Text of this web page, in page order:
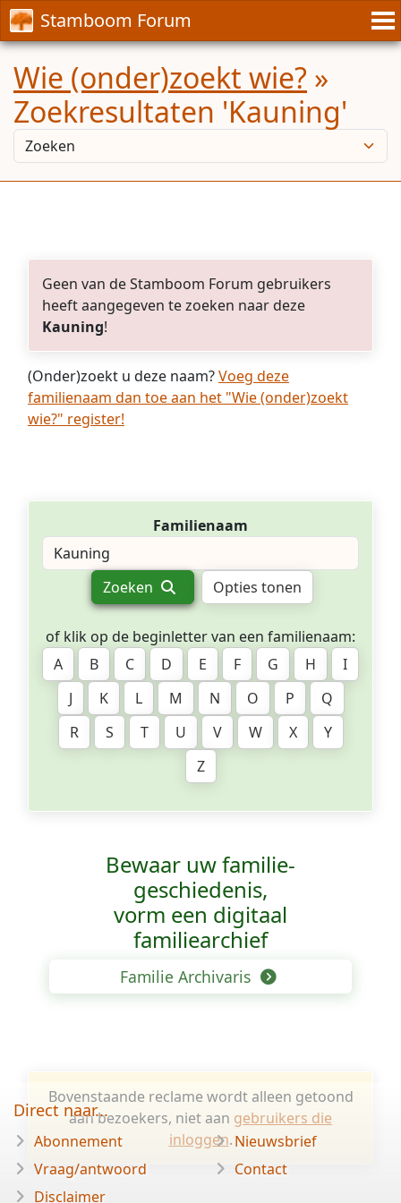
Stamboom Forum
Wie (onder)zoekt wie? »
Zoekresultaten 'Kauning'
Geen van de Stamboom Forum gebruikers
heeft aangegeven te zoeken naar deze
Kauning!
(Onder)zoekt u deze naam?Voeg deze
familienaam dan toe aan het "Wie (onder)zoekt
wie?" register!
Familienaam
Zoeken Opties tonen
of klik op de beginletter van een familienaam:
A
B C D E F G H
I
J
K L M N O P
Q
R
S T U V W X
Y
Z
Bewaar uw familie­
geschiedenis,
vorm een digitaal
familiearchief
Familie Archivaris
Bovenstaande reclame wordt alleen getoond
aan bezoekers, niet aan gebruikers die
inloggen.
Direct naar...
Abonnement
Vraag/antwoord
Disclaimer
Nieuwsbrief
Contact